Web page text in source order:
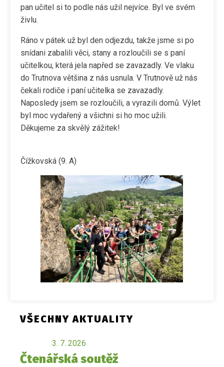
pan učitel si to podle nás užil nejvíce. Byl ve svém
živlu.
Ráno v pátek už byl den odjezdu, takže jsme si po
snídani zabalili věci, stany a rozloučili se s paní
učitelkou, která jela napřed se zavazadly. Ve vlaku
do Trutnova většina z nás usnula. V Trutnově už nás
čekali rodiče i paní učitelka se zavazadly.
Naposledy jsem se rozloučili, a vyrazili domů. Výlet
byl moc vydařený a všichni si ho moc užili.
Děkujeme za skvělý zážitek!
Čížkovská (9. A)
VŠECHNY AKTUALITY
3. 7. 2026
Čtenářská soutěž